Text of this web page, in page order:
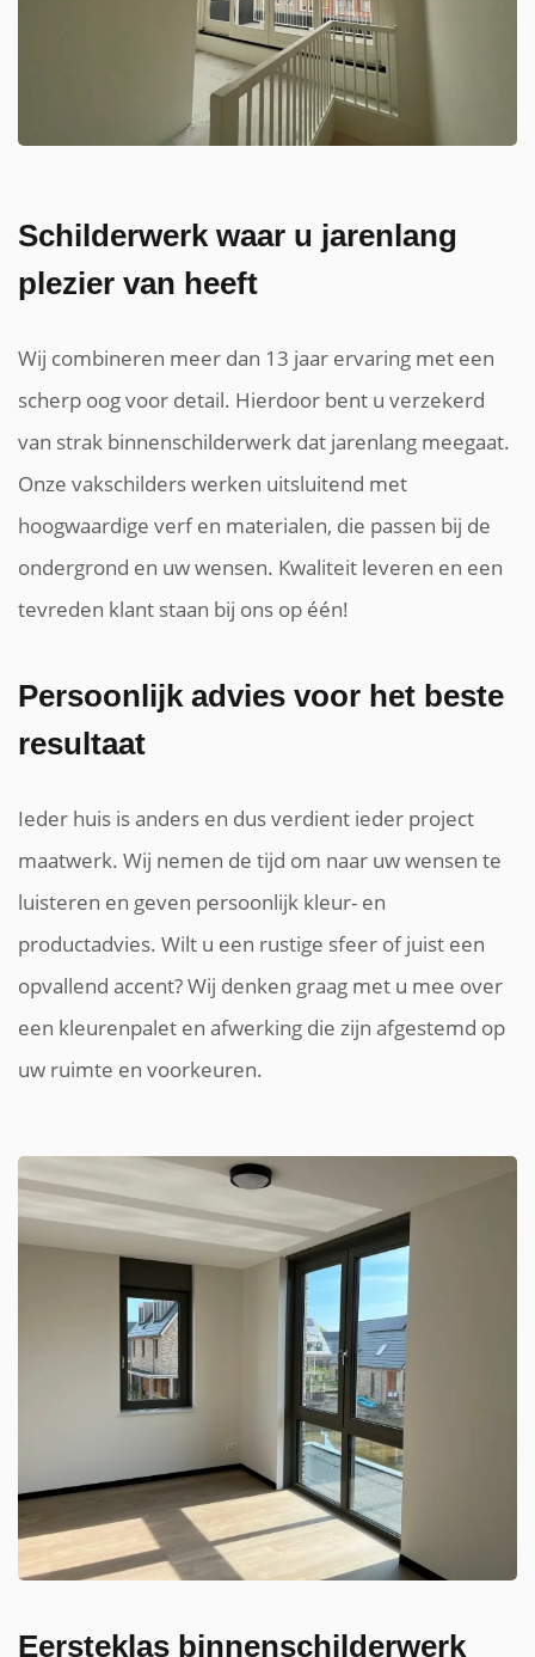
Schilderwerk waar u jarenlang
plezier van heeft
Wij combineren meer dan 13 jaar ervaring met een
scherp oog voor detail. Hierdoor bent u verzekerd
van strak binnenschilderwerk dat jarenlang meegaat.
Onze vakschilders werken uitsluitend met
hoogwaardige verf en materialen, die passen bij de
ondergrond en uw wensen. Kwaliteit leveren en een
tevreden klant staan bij ons op één!
Persoonlijk advies voor het beste
resultaat
Ieder huis is anders en dus verdient ieder project
maatwerk. Wij nemen de tijd om naar uw wensen te
luisteren en geven persoonlijk kleur- en
productadvies. Wilt u een rustige sfeer of juist een
opvallend accent? Wij denken graag met u mee over
een kleurenpalet en afwerking die zijn afgestemd op
uw ruimte en voorkeuren.
Eersteklas binnenschilderwerk